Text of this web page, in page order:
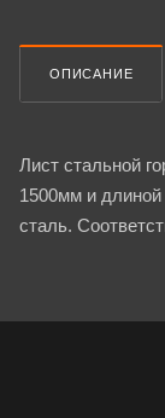
ОПИСАНИЕ
Лист стальной
1500мм и длиной
сталь.